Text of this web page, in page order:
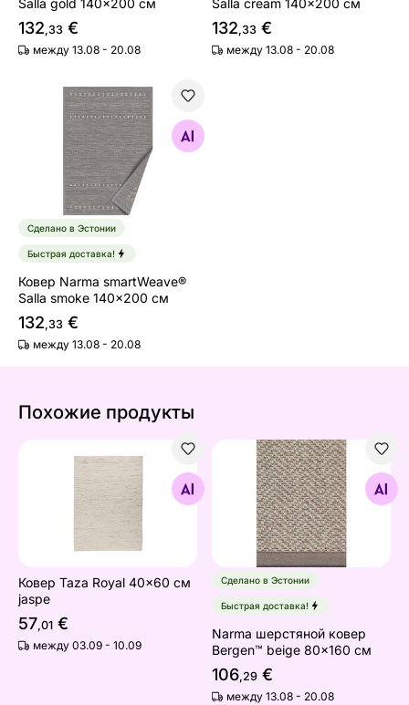
Salla gold 140x200 см
132,33 €
между 13.08 - 20.08
Salla cream 140x200 см
132,33 €
между 13.08 - 20.08
Ковер Narma smartWeave® Salla smoke 140x200 см
Найдите похожие
Сделано в Эстонии
Быстрая доставка!
Ковер Narma smartWeave®
Salla smoke 140x200 см
132,33 €
между 13.08 - 20.08
Похожие продукты
Ковер Taza Royal 40x60 см jaspe
Найдите похожие
Ковер Taza Royal 40x60 см
jaspe
57,01 €
между 03.09 - 10.09
Narma шерстяной ковeр
Найдите похожие
Сделано в Эстонии
Быстрая доставка!
Narma шерстяной ковeр
Bergen™ beige 80x160 см
106,29 €
между 13.08 - 20.08